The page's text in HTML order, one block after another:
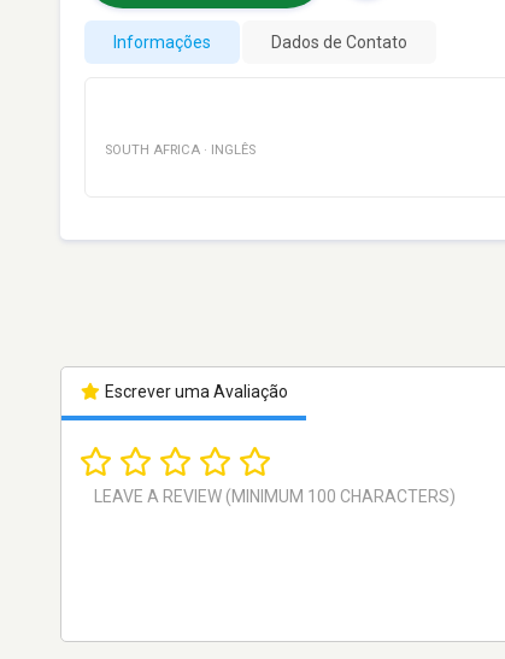
Informações Dados de Contato
SOUTH AFRICA · INGLÊS
Escrever uma Avaliação